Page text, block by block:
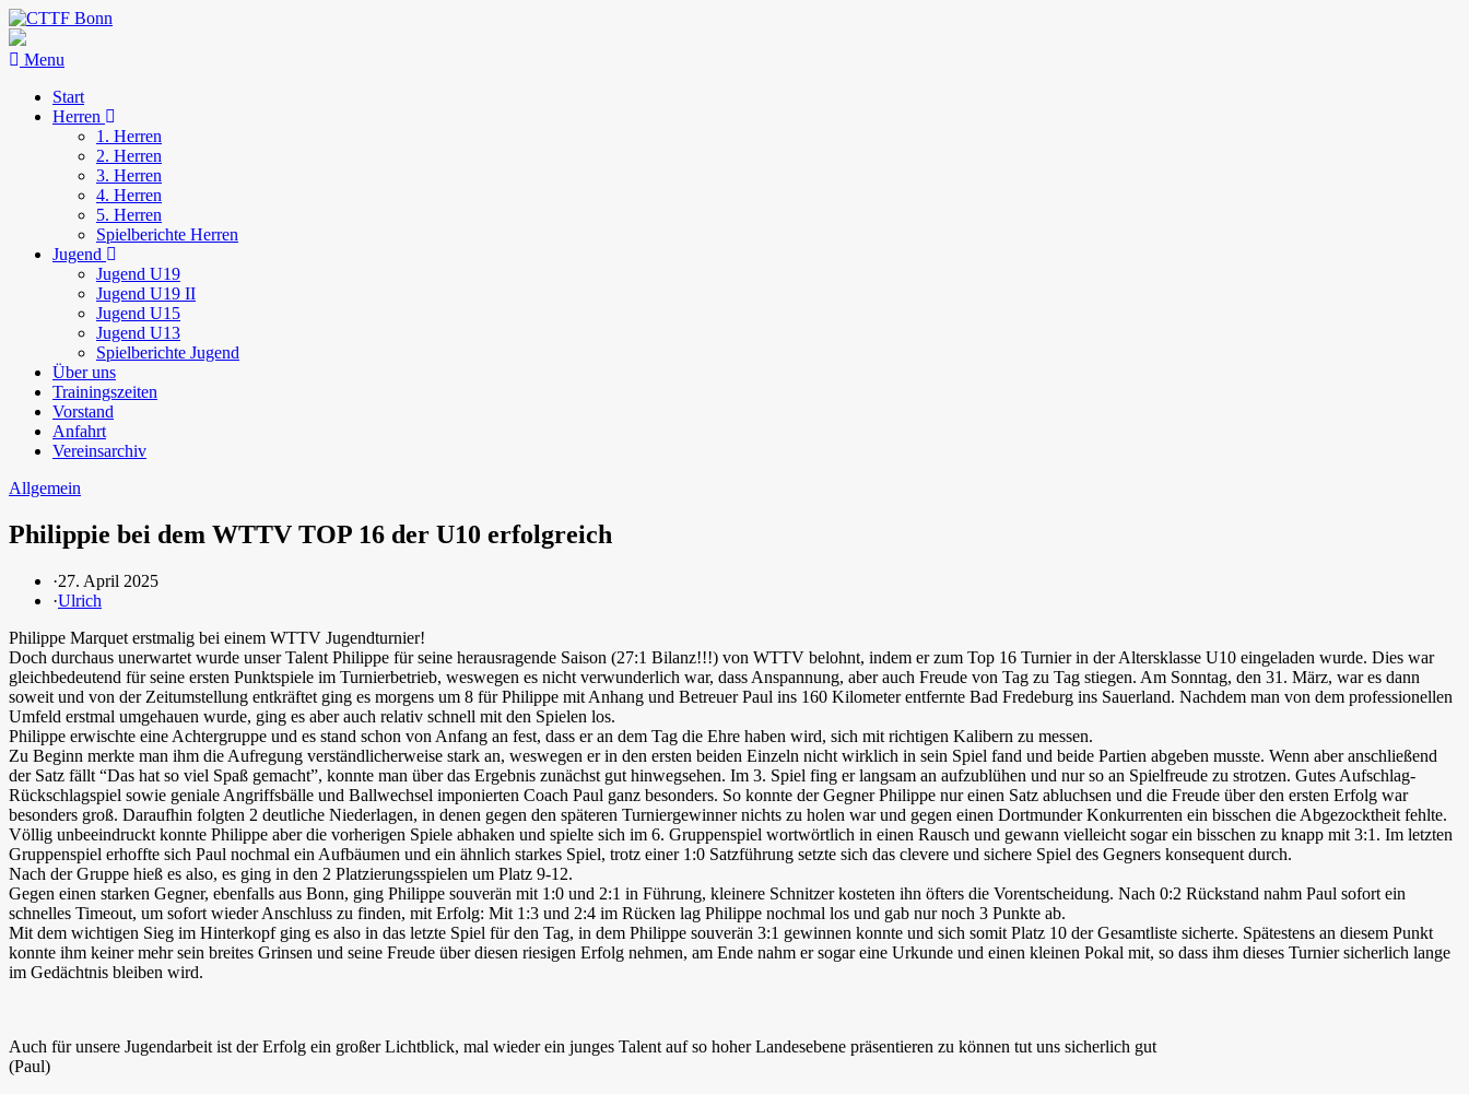
Menu
Start
Herren
1. Herren
2. Herren
3. Herren
4. Herren
5. Herren
Spielberichte Herren
Jugend
Jugend U19
Jugend U19 II
Jugend U15
Jugend U13
Spielberichte Jugend
Über uns
Trainingszeiten
Vorstand
Anfahrt
Vereinsarchiv
Allgemein
Philippie bei dem WTTV TOP 16 der U10 erfolgreich
·27. April 2025
·Ulrich
Philippe Marquet erstmalig bei einem WTTV Jugendturnier!
Doch durchaus unerwartet wurde unser Talent Philippe für seine herausragende Saison (27:1 Bilanz!!!) von WTTV belohnt, indem er zum Top 16 Turnier in der Altersklasse U10 eingeladen wurde. Dies war
gleichbedeutend für seine ersten Punktspiele im Turnierbetrieb, weswegen es nicht verwunderlich war, dass Anspannung, aber auch Freude von Tag zu Tag stiegen. Am Sonntag, den 31. März, war es dann
soweit und von der Zeitumstellung entkräftet ging es morgens um 8 für Philippe mit Anhang und Betreuer Paul ins 160 Kilometer entfernte Bad Fredeburg ins Sauerland. Nachdem man von dem professionellen
Umfeld erstmal umgehauen wurde, ging es aber auch relativ schnell mit den Spielen los.
Philippe erwischte eine Achtergruppe und es stand schon von Anfang an fest, dass er an dem Tag die Ehre haben wird, sich mit richtigen Kalibern zu messen.
Zu Beginn merkte man ihm die Aufregung verständlicherweise stark an, weswegen er in den ersten beiden Einzeln nicht wirklich in sein Spiel fand und beide Partien abgeben musste. Wenn aber anschließend
der Satz fällt “Das hat so viel Spaß gemacht”, konnte man über das Ergebnis zunächst gut hinwegsehen. Im 3. Spiel fing er langsam an aufzublühen und nur so an Spielfreude zu strotzen. Gutes Aufschlag-
Rückschlagspiel sowie geniale Angriffsbälle und Ballwechsel imponierten Coach Paul ganz besonders. So konnte der Gegner Philippe nur einen Satz abluchsen und die Freude über den ersten Erfolg war
besonders groß. Daraufhin folgten 2 deutliche Niederlagen, in denen gegen den späteren Turniergewinner nichts zu holen war und gegen einen Dortmunder Konkurrenten ein bisschen die Abgezocktheit fehlte.
Völlig unbeeindruckt konnte Philippe aber die vorherigen Spiele abhaken und spielte sich im 6. Gruppenspiel wortwörtlich in einen Rausch und gewann vielleicht sogar ein bisschen zu knapp mit 3:1. Im letzten
Gruppenspiel erhoffte sich Paul nochmal ein Aufbäumen und ein ähnlich starkes Spiel, trotz einer 1:0 Satzführung setzte sich das clevere und sichere Spiel des Gegners konsequent durch.
Nach der Gruppe hieß es also, es ging in den 2 Platzierungsspielen um Platz 9-12.
Gegen einen starken Gegner, ebenfalls aus Bonn, ging Philippe souverän mit 1:0 und 2:1 in Führung, kleinere Schnitzer kosteten ihn öfters die Vorentscheidung. Nach 0:2 Rückstand nahm Paul sofort ein
schnelles Timeout, um sofort wieder Anschluss zu finden, mit Erfolg: Mit 1:3 und 2:4 im Rücken lag Philippe nochmal los und gab nur noch 3 Punkte ab.
Mit dem wichtigen Sieg im Hinterkopf ging es also in das letzte Spiel für den Tag, in dem Philippe souverän 3:1 gewinnen konnte und sich somit Platz 10 der Gesamtliste sicherte. Spätestens an diesem Punkt
konnte ihm keiner mehr sein breites Grinsen und seine Freude über diesen riesigen Erfolg nehmen, am Ende nahm er sogar eine Urkunde und einen kleinen Pokal mit, so dass ihm dieses Turnier sicherlich lange
im Gedächtnis bleiben wird.
Auch für unsere Jugendarbeit ist der Erfolg ein großer Lichtblick, mal wieder ein junges Talent auf so hoher Landesebene präsentieren zu können tut uns sicherlich gut
(Paul)